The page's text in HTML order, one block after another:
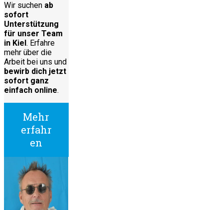
Wir suchen ab
sofort
Unterstützung
für unser Team
in Kiel. Erfahre
mehr über die
Arbeit bei uns und
bewirb dich jetzt
sofort ganz
einfach online.
Mehr
erfahr
en